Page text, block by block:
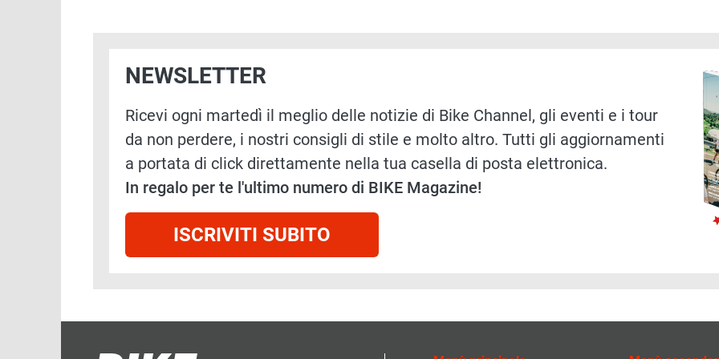
NEWSLETTER
Ricevi ogni martedì il meglio delle notizie di Bike Channel, gli eventi e i tour
da non perdere, i nostri consigli di stile e molto altro. Tutti gli aggiornamenti
a portata di click direttamente nella tua casella di posta elettronica.
In regalo per te l'ultimo numero di BIKE Magazine!
ISCRIVITI SUBITO